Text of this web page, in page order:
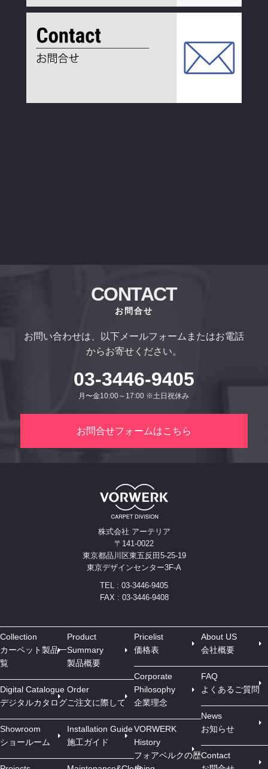
CONTACT
お問合せ
お問い合わせは、以下メールフォームまたはお電話
からお寄せください。
03-3446-9405
月〜金10:00～17:00 ※土日祝休み
お問合せフォームはこちら
株式会社 アーテリア
〒141-0022
東京都品川区東五反田5-25-19
東京デザインセンター3F-A
TEL : 03-3446-9405
FAX : 03-3446-9408
Collection
カーペット製品一
覧
Digital Catalogue
デジタルカタログ
Showroom
ショールーム
Product
Summary
製品概要
Order
ご注文に際して
Installation Guide
施工ガイド
Pricelist
価格表
Corporate
Philosophy
企業理念
VORWERK
History
フォアベルクの歴
About US
会社概要
FAQ
よくあるご質問
News
お知らせ
Contact